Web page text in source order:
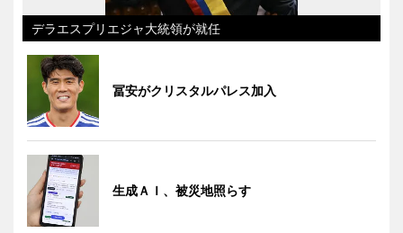
デラエスプリエジャ大統領が就任
冨安がクリスタルパレス加入
生成ＡＩ、被災地照らす